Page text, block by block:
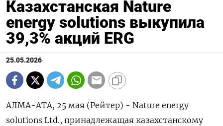
Казахстанская Nature
energy solutions выкупила
39,3% акций ERG
25.05.2026
АЛМА-АТА, 25 мая (Рейтер) - Nature energy
solutions Ltd., принадлежащая казахстанскому